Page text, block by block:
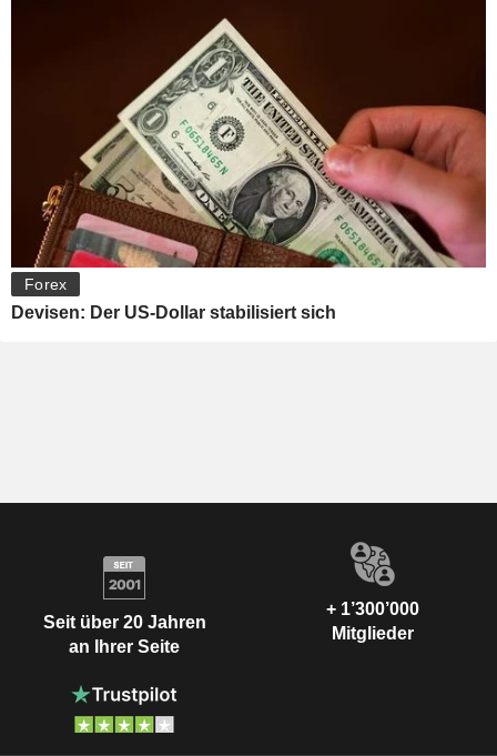
Forex
Devisen: Der US-Dollar stabilisiert sich
Seit über 20 Jahren
an Ihrer Seite
+ 1’300’000
Mitglieder